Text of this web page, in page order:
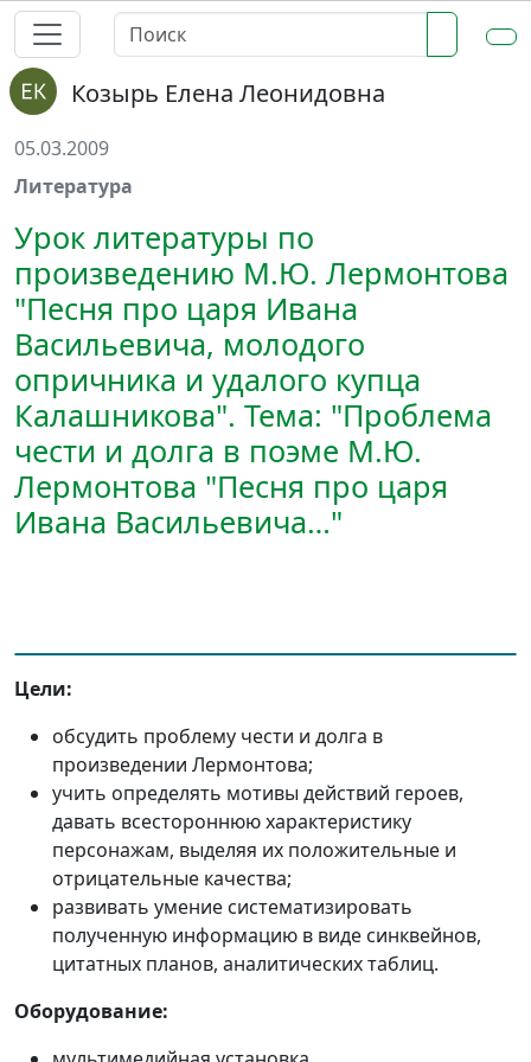
Козырь Елена Леонидовна
05.03.2009
Литература
Урок литературы по
произведению М.Ю. Лермонтова
"Песня про царя Ивана
Васильевича, молодого
опричника и удалого купца
Калашникова". Тема: "Проблема
чести и долга в поэме М.Ю.
Лермонтова "Песня про царя
Ивана Васильевича…"
Цели:
обсудить проблему чести и долга в
произведении Лермонтова;
учить определять мотивы действий героев,
давать всестороннюю характеристику
персонажам, выделяя их положительные и
отрицательные качества;
развивать умение систематизировать
полученную информацию в виде синквейнов,
цитатных планов, аналитических таблиц.
Оборудование: